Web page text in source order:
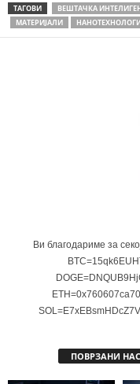
ТАГОВИ ВЕШТАЧКА
МАТЕРИЈАЛИ
Ви благодариме за
ПОВРЗАНИ